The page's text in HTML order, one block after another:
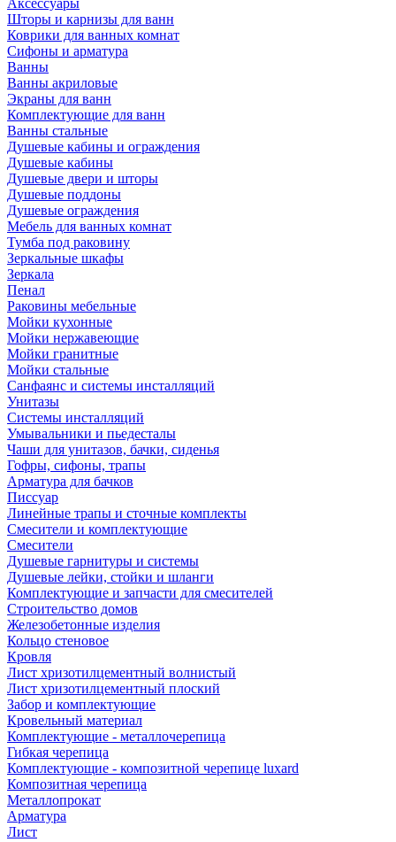
Аксессуары
Шторы и карнизы для ванн
Коврики для ванных комнат
Сифоны и арматура
Ванны
Ванны акриловые
Экраны для ванн
Комплектующие для ванн
Ванны стальные
Душевые кабины и ограждения
Душевые кабины
Душевые двери и шторы
Душевые поддоны
Душевые ограждения
Мебель для ванных комнат
Тумба под раковину
Зеркальные шкафы
Зеркала
Пенал
Раковины мебельные
Мойки кухонные
Мойки нержавеющие
Мойки гранитные
Мойки стальные
Санфаянс и системы инсталляций
Унитазы
Системы инсталляций
Умывальники и пьедесталы
Чаши для унитазов, бачки, сиденья
Гофры, сифоны, трапы
Арматура для бачков
Писсуар
Линейные трапы и сточные комплекты
Смесители и комплектующие
Смесители
Душевые гарнитуры и системы
Душевые лейки, стойки и шланги
Комплектующие и запчасти для смесителей
Строительство домов
Железобетонные изделия
Кольцо стеновое
Кровля
Лист хризотилцементный волнистый
Лист хризотилцементный плоский
Забор и комплектующие
Кровельный материал
Комплектующие - металлочерепица
Гибкая черепица
Комплектующие - композитной черепице luxard
Композитная черепица
Металлопрокат
Арматура
Лист